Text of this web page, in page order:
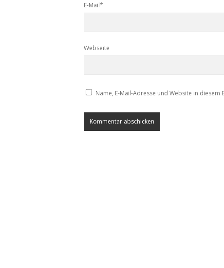
E-Mail*
Webseite
Name, E-Mail-Adresse und Website in